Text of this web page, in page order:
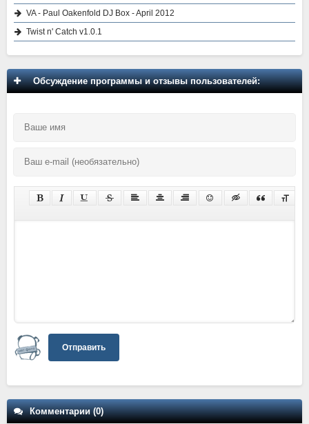
VA - Paul Oakenfold DJ Box - April 2012
Twist n' Catch v1.0.1
Обсуждение программы и отзывы пользователей:
Отправить
Комментарии (0)